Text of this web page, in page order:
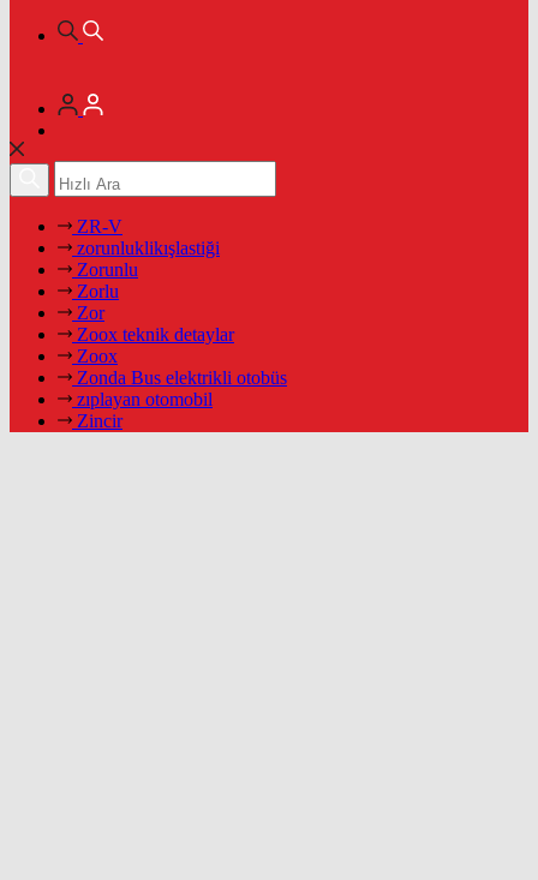
ZR-V
zorunluklikışlastiği
Zorunlu
Zorlu
Zor
Zoox teknik detaylar
Zoox
Zonda Bus elektrikli otobüs
zıplayan otomobil
Zincir